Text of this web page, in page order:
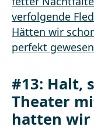
#13: Halt,
Theater
hatten wir